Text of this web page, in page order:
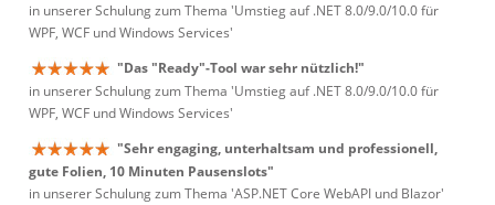
in unserer Schulung zum Thema 'Umstieg auf .NET 8.0/9.0/10.0 für
WPF, WCF und Windows Services'
"Das "Ready"-Tool war sehr nützlich!"
in unserer Schulung zum Thema 'Umstieg auf .NET 8.0/9.0/10.0 für
WPF, WCF und Windows Services'
"Sehr engaging, unterhaltsam und professionell,
gute Folien, 10 Minuten Pausenslots"
in unserer Schulung zum Thema 'ASP.NET Core WebAPI und Blazor'